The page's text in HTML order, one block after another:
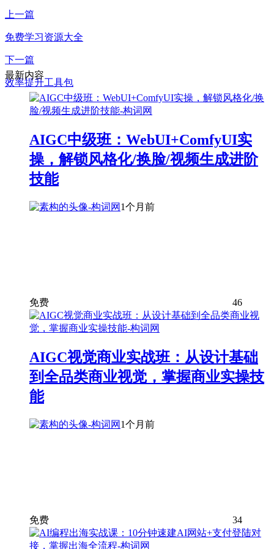
上一篇
免费学习资源大全
下一篇
效率提升工具包
最新内容
AIGC中级班：WebUI+ComfyUI实
操，解锁风格化/换脸/视频生成进阶
技能
1个月前
免费 46
AIGC视觉商业实战班：从设计基础
到全品类商业视觉，掌握商业实操技
能
1个月前
免费 34